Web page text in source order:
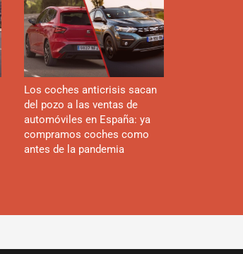
Los coches anticrisis sacan
del pozo a las ventas de
automóviles en España: ya
compramos coches como
antes de la pandemia